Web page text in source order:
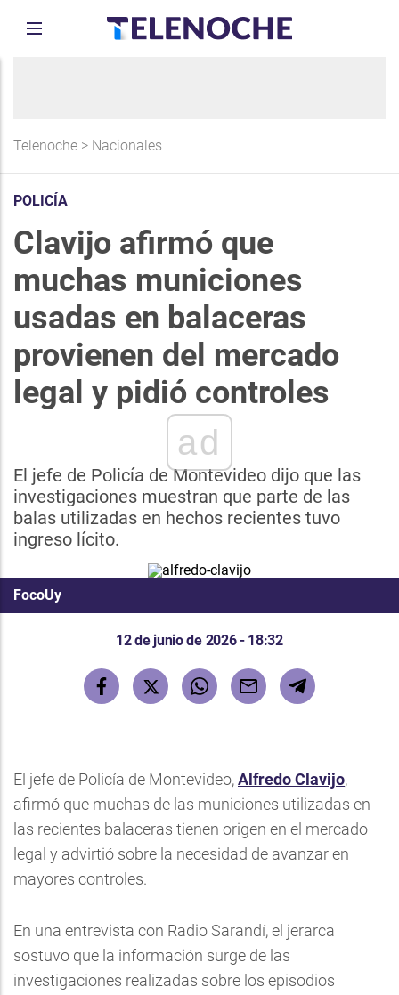
Telenoche > Nacionales
POLICÍA
Clavijo afirmó que
muchas municiones
usadas en balaceras
provienen del mercado
legal y pidió controles
ad
El jefe de Policía de Montevideo dijo que las
investigaciones muestran que parte de las
balas utilizadas en hechos recientes tuvo
ingreso lícito.
FocoUy
12 de junio de 2026 - 18:32
El jefe de Policía de Montevideo,Alfredo Clavijo,
afirmó que muchas de las municiones utilizadas en
las recientes balaceras tienen origen en el mercado
legal y advirtió sobre la necesidad de avanzar en
mayores controles.
En una entrevista con Radio Sarandí, el jerarca
sostuvo que la información surge de las
investigaciones realizadas sobre los episodios